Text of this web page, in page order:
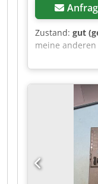
Zustand: gut
meine
verhandelbar.